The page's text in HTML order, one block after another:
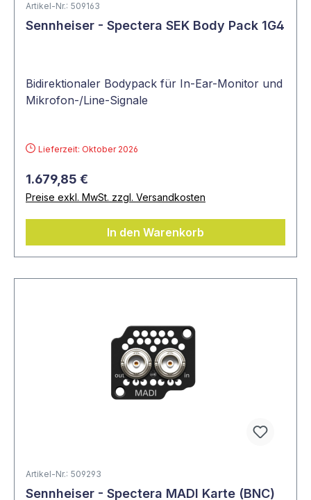
Artikel-Nr.: 509163
Sennheiser - Spectera SEK Body Pack 1G4
Bidirektionaler Bodypack für In-Ear-Monitor und
Mikrofon-/Line-Signale
Lieferzeit: Oktober 2026
1.679,85 €
Preise exkl. MwSt. zzgl. Versandkosten
In den Warenkorb
Artikel-Nr.: 509293
Sennheiser - Spectera MADI Karte (BNC)